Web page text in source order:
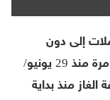
إلى دون
1500 دولار لكل 1000 متر مكعب لأول مرة منذ 29 يونيو/
الغاز منذ بداية